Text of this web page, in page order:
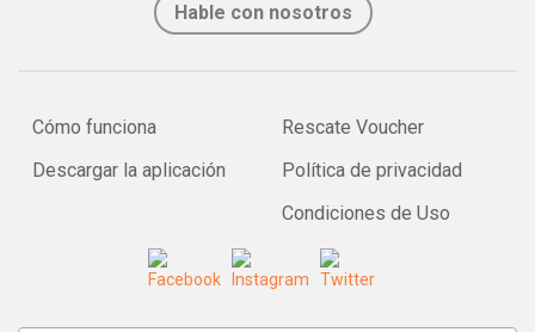
Hable con nosotros
Cómo funciona
Descargar la aplicación
Rescate Voucher
Política de privacidad
Condiciones de Uso